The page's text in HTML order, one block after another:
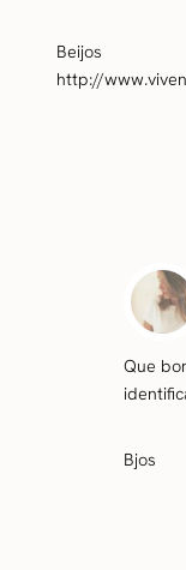
Beijos
http://
Que
Bjos